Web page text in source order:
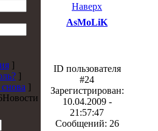
]
]
]
Новости
Наверх
AsMoLiK
ID пользователя
#24
Зарегистрирован:
10.04.2009 -
21:57:47
Сообщений: 26